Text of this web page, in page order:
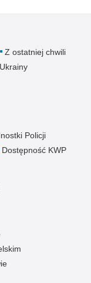
Z ostatniej chwili
Policji
Dostępność KWP